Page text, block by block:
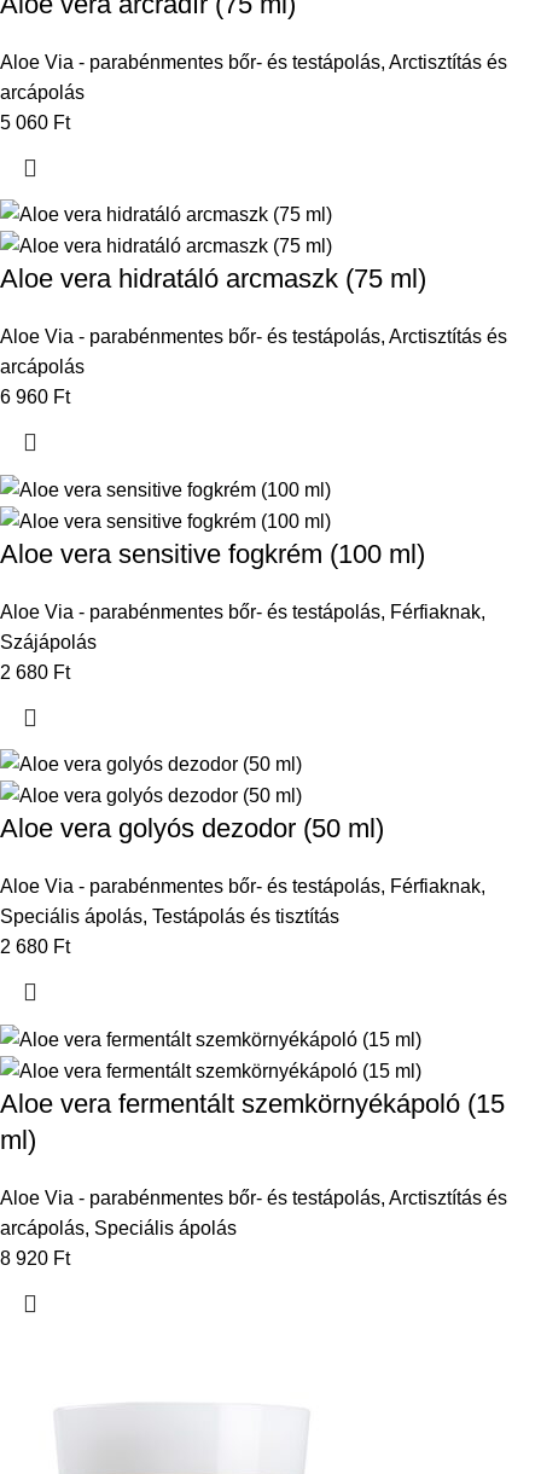
Aloe Via - parabénmentes bőr- és testápolás, Arctisztítás és
arcápolás
5 060 Ft
Aloe vera hidratáló arcmaszk (75 ml)
Aloe Via - parabénmentes bőr- és testápolás, Arctisztítás és
arcápolás
6 960 Ft
Aloe vera sensitive fogkrém (100 ml)
Aloe Via - parabénmentes bőr- és testápolás, Férfiaknak,
Szájápolás
2 680 Ft
Aloe vera golyós dezodor (50 ml)
Aloe Via - parabénmentes bőr- és testápolás, Férfiaknak,
Speciális ápolás, Testápolás és tisztítás
2 680 Ft
Aloe vera fermentált szemkörnyékápoló (15
ml)
Aloe Via - parabénmentes bőr- és testápolás, Arctisztítás és
arcápolás, Speciális ápolás
8 920 Ft